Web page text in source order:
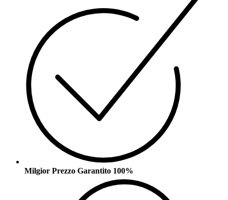
Milgior Prezzo Garantito 100%